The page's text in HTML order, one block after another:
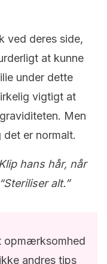
ved deres side,
at kunne
under dette
vigtigt at
Men
er normalt.
hans hår, når
alt.”
opmærksomhed
andres tips